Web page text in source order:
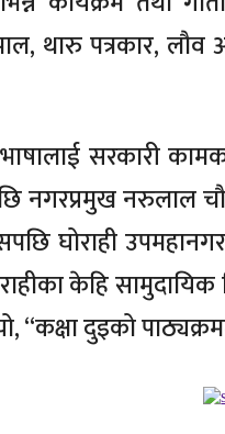
थारु पत्रकार,
सरकारी
नगरप्रमुख नरुलाल
घोराही
केहि
दुइको